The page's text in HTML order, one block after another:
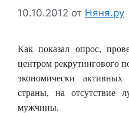
10.10.2012 от Няня.ру
Как показал опрос,
центром рекрутингового
экономически
страны, на отсутствие
мужчины.